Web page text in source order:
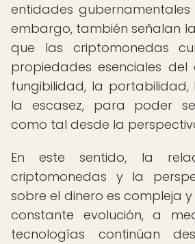
entidades gubernamentales
embargo, también señalan
que las criptomonedas
propiedades esenciales
fungibilidad, la
la escasez, para poder
como tal desde la
En este sentido, la
criptomonedas y la
sobre el dinero es compleja
constante evolución, a
tecnologías continúan